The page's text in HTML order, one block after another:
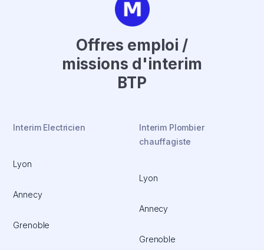
Offres emploi /
missions d'interim
BTP
Interim Electricien
Lyon
Annecy
Grenoble
Interim Plombier
chauffagiste
Lyon
Annecy
Grenoble